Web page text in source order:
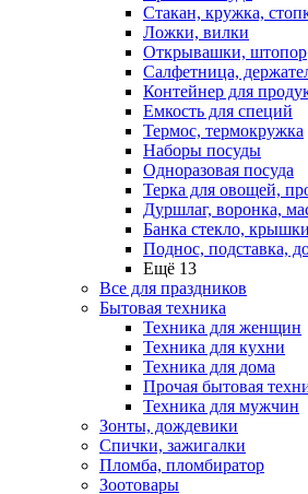
Стакан, кружка,
Ложки, вилки
Открывашки, штопор
Салфетница,
Контейнер для
Емкость для специй
Термос, термокружка
Наборы посуды
Одноразовая посуда
Терка для овощей,
Дуршлаг, воронка,
Банка стекло, крышки
Поднос, подставка,
Ещё 13
Все для праздников
Бытовая техника
Техника для женщин
Техника для кухни
Техника для дома
Прочая бытовая
Техника для мужчин
Зонты, дождевики
Спички, зажигалки
Пломба, пломбиратор
Зоотовары